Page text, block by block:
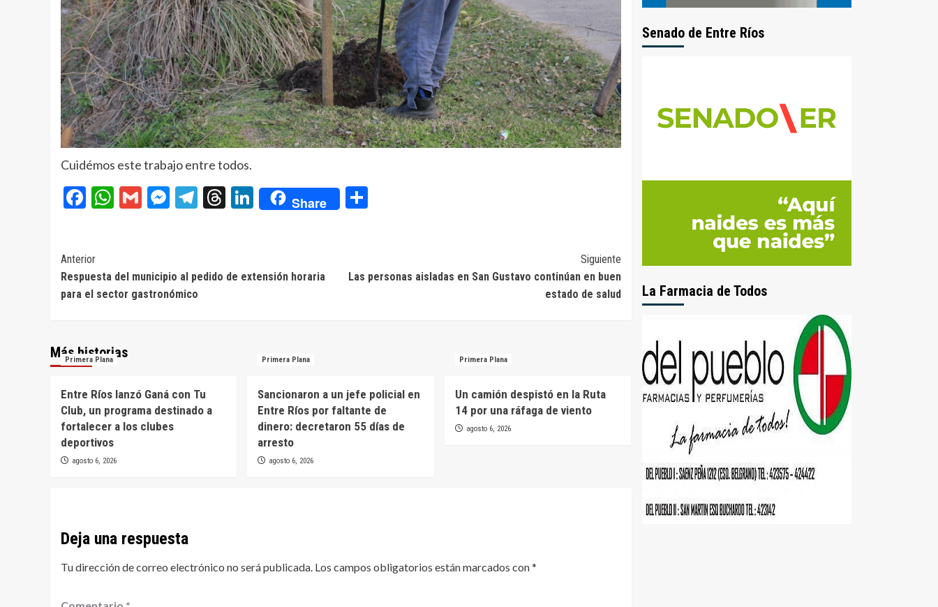
Cuidémos este trabajo entre todos.
Facebook
WhatsApp
GmailMessenger
Telegram
Threads
LinkedIn
Share
Navegación
de
entradas
Anterior
Respuesta del municipio al pedido de extensión horaria
para el sector gastronómico
Siguiente
Las personas aisladas en San Gustavo continúan en buen
estado de salud
Más historias
Primera Plana
Entre Ríos lanzó Ganá con Tu
Club, un programa destinado a
fortalecer a los clubes
deportivos
agosto 6, 2026
Primera Plana
Sancionaron a un jefe policial en
Entre Ríos por faltante de
dinero: decretaron 55 días de
arresto
agosto 6, 2026
Primera Plana
Un camión despistó en la Ruta
14 por una ráfaga de viento
agosto 6, 2026
Deja una respuesta
Tu dirección de correo electrónico no será publicada. Los campos obligatorios están marcados con*
Senado de Entre Ríos
La Farmacia de Todos